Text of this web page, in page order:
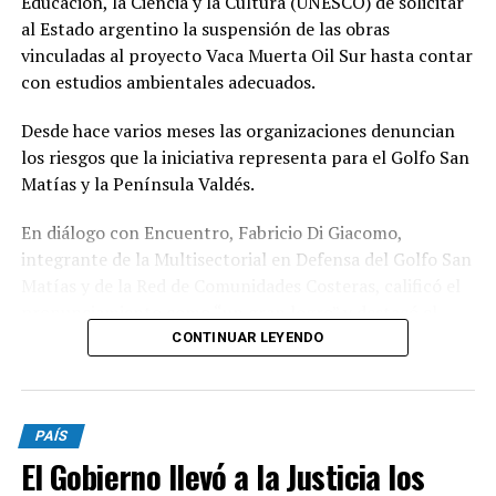
al Estado argentino la suspensión de las obras
vinculadas al proyecto Vaca Muerta Oil Sur hasta contar
con estudios ambientales adecuados.
Desde hace varios meses las organizaciones denuncian
los riesgos que la iniciativa representa para el Golfo San
Matías y la Península Valdés.
En diálogo con Encuentro, Fabricio Di Giacomo,
integrante de la Multisectorial en Defensa del Golfo San
pronunciamiento como “un gran logro” y destacó el
trabajo articulado entre organizaciones ambientales,
ante organismos internacionales.
Según explicó, durante los últimos meses distintas
organizaciones presentaron documentación, informes
CONTINUAR LEYENDO
PAÍS
El Gobierno llevó a la Justicia los